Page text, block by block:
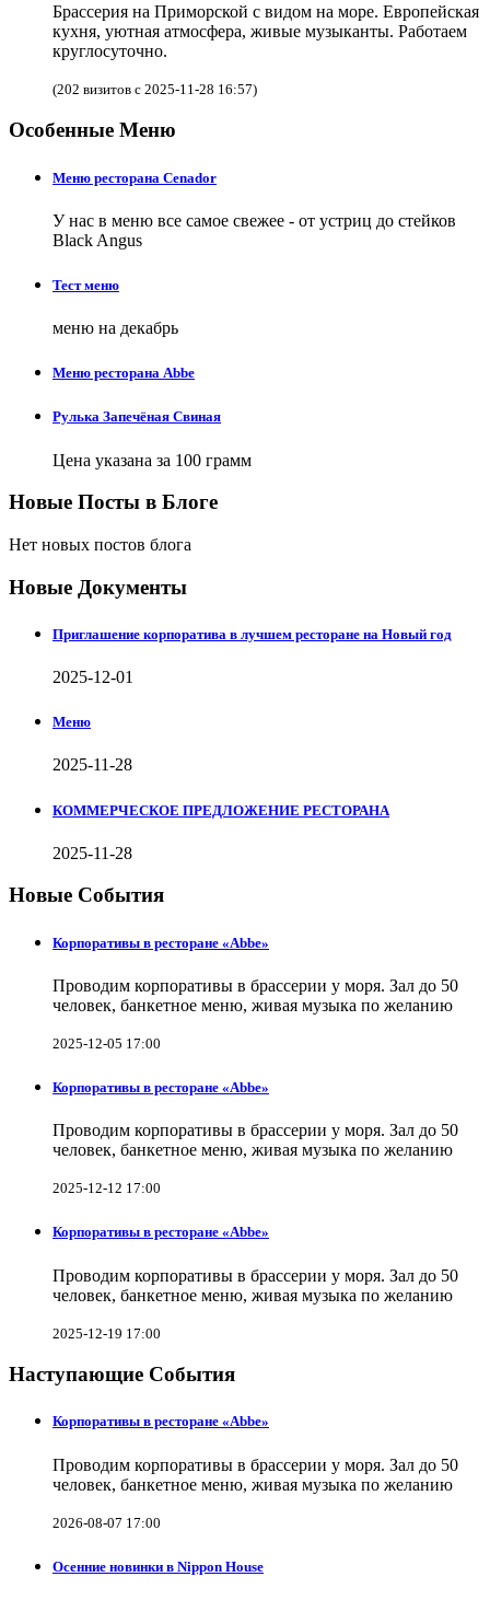
Брассерия на Приморской с видом на море. Европейская
кухня, уютная атмосфера, живые музыканты. Работаем
круглосуточно.
(202 визитов с 2025-11-28 16:57)
Особенные Меню
Меню ресторана Cenador
У нас в меню все самое свежее - от устриц до стейков
Black Angus
Тест меню
меню на декабрь
Меню ресторана Abbe
Рулька Запечёная Свиная
Цена указана за 100 грамм
Новые Посты в Блоге
Нет новых постов блога
Новые Документы
Приглашение корпоратива в лучшем ресторане на Новый год
2025-12-01
Меню
2025-11-28
КОММЕРЧЕСКОЕ ПРЕДЛОЖЕНИЕ РЕСТОРАНА
2025-11-28
Новые События
Корпоративы в ресторане «Abbe»
Проводим корпоративы в брассерии у моря. Зал до 50
человек, банкетное меню, живая музыка по желанию
2025-12-05 17:00
Корпоративы в ресторане «Abbe»
Проводим корпоративы в брассерии у моря. Зал до 50
человек, банкетное меню, живая музыка по желанию
2025-12-12 17:00
Корпоративы в ресторане «Abbe»
Проводим корпоративы в брассерии у моря. Зал до 50
человек, банкетное меню, живая музыка по желанию
2025-12-19 17:00
Наступающие События
Корпоративы в ресторане «Abbe»
Проводим корпоративы в брассерии у моря. Зал до 50
человек, банкетное меню, живая музыка по желанию
2026-08-07 17:00
Осенние новинки в Nippon House